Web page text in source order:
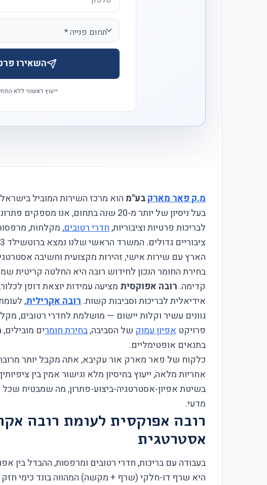
השאירו
ייעוץ ראשוני ללא
מ.ק פאר מארקבע"מ הוא מרכז השירות המוביל
בעל ניסיון של יותר מ-20 שנה בתחום, אנו מספקים פתרונות
לבריכות פרטיות וציבוריות,חדרי רטובים, מקלחות,
הארץ עם שירות אישי, זהירות מקצועית וחשיבה
בחירת החומר הנכון לחידוש רובה היא החלטה קריטית
קדימה. רובה אפוקסית מציעה עמידות יוצאת דופן
אידיאלית לבריכות וסביבות קשות.רובה אקרילית,
גוונים עשיר וקלות יישום — מושלמת לחדרי רטובים,
פרויקט אפיון עמוק של הסביבה,בחירת חומרים
בתנאים אופטימליים.
כלקוח של פאר מארק אור עקיבא, אתה מקבל יותר
אחריות מלאה, ייעוץ בחיסיון מלא וגישור אמין בין
בשיטת אפיון-אסטרטגיה-ביצוע-פתרון, מה שמבטיח שכל
מדעי.
רובה אפוקסית לעומת רובה
אסטרטגית
בעבודה עם בריכות, חדרי רטובים ומרפסות, ההבדל בין
היא שרף דו-חלקי (שרף + מקשה) המהווה בונד כימי